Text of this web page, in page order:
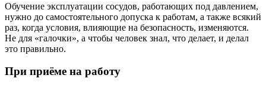
Обучение эксплуатации сосудов, работающих под давлением,
нужно до самостоятельного допуска к работам, а также всякий
раз, когда условия, влияющие на безопасность, изменяются.
Не для «галочки», а чтобы человек знал, что делает, и делал
это правильно.
При приёме на работу